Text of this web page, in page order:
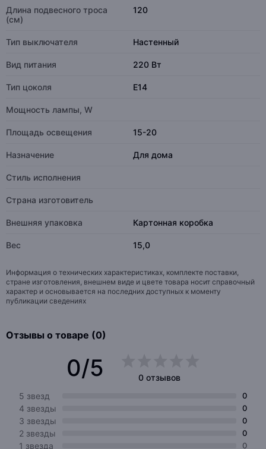
Длина подвесного троса
(см)
120
Тип выключателя Настенный
Вид питания 220 Вт
Тип цоколя E14
Мощность лампы, W
Площадь освещения 15-20
Назначение Для дома
Стиль исполнения
Страна изготовитель
Внешняя упаковка Картонная коробка
Вес 15,0
Информация о технических характеристиках, комплекте поставки,
стране изготовления, внешнем виде и цвете товара носит справочный
характер и основывается на последних доступных к моменту
публикации сведениях
Отзывы о товаре (0)
0/5
0 отзывов
5 звезд
0
4 звезды 0
3 звезды 0
2 звезды 0
1 звезда 0